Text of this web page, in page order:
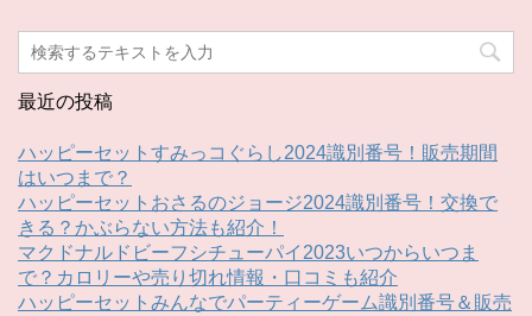
最近の投稿
ハッピーセットすみっコぐらし2024識別番号！販売期間
はいつまで？
ハッピーセットおさるのジョージ2024識別番号！交換で
きる？かぶらない方法も紹介！
マクドナルドビーフシチューパイ2023いつからいつま
で？カロリーや売り切れ情報・口コミも紹介
ハッピーセットみんなでパーティーゲーム識別番号＆販売